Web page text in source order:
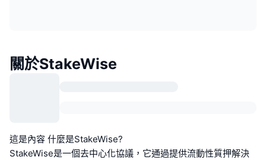
關於StakeWise
這是內容 什麼是StakeWise?
StakeWise是一個去中心化協議，它通過提供流動性質押解決